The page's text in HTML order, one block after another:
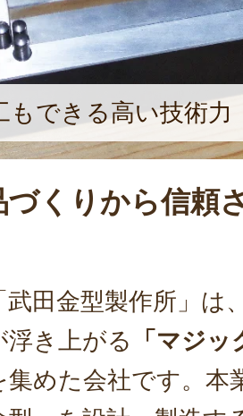
もできる高い技術力
づくりから信頼
田金型製作所」は
浮き上がる
「マジ
集めた会社です。本